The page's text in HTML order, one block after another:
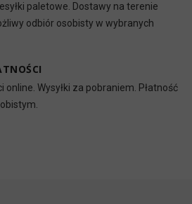
paletowe. Dostawy na terenie
odbiór osobisty w wybranych
online. Wysyłki za pobraniem. Płatność